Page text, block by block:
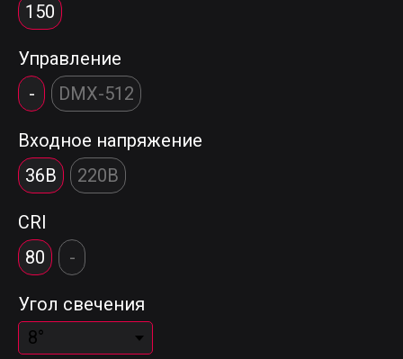
150
Управление
-
DMX-512
Входное напряжение
36В
220В
CRI
80
-
Угол свечения